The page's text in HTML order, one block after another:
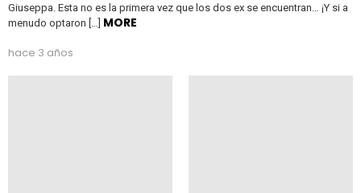
Giuseppa. Esta no es la primera vez que los dos ex se encuentran… ¡Y si a
menudo optaron […] MORE
hace 3 años